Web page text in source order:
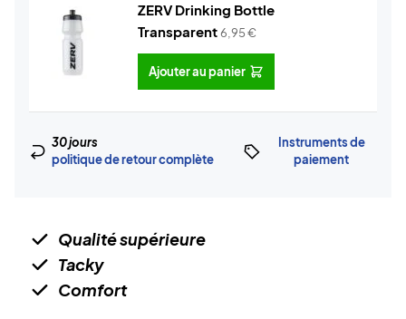
ZERV Drinking Bottle
Transparent6,95€
Ajouter au panier
30 jours
politique de retour complète
Instruments de
paiement
Qualité supérieure
Tacky
Comfort